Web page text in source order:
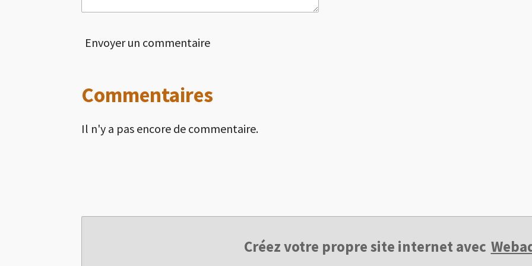
Envoyer un commentaire
Commentaires
Il n'y a pas encore de commentaire.
Créez votre propre site internet avec